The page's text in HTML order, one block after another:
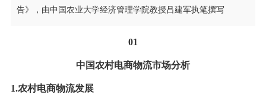
告》，由中国农业大学经济管理学院教授吕建军执笔撰写
01
中国农村电商物流市场分析
1.农村电商物流发展